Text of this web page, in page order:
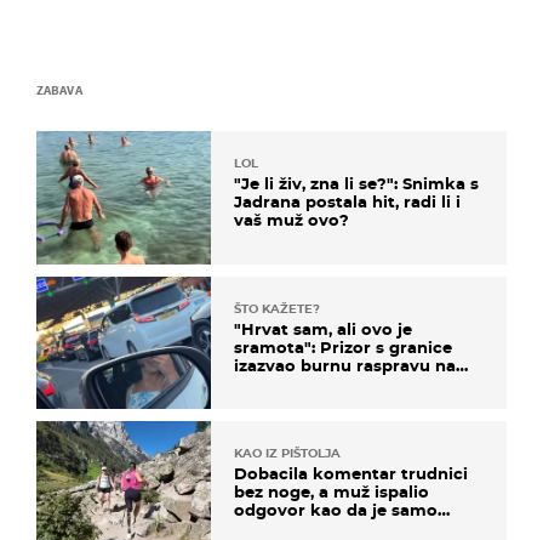
ZABAVA
LOL
"Je li živ, zna li se?": Snimka s
Jadrana postala hit, radi li i
vaš muž ovo?
ŠTO KAŽETE?
"Hrvat sam, ali ovo je
sramota": Prizor s granice
izazvao burnu raspravu na
KAO IZ PIŠTOLJA
Dobacila komentar trudnici
bez noge, a muž ispalio
odgovor kao da je samo